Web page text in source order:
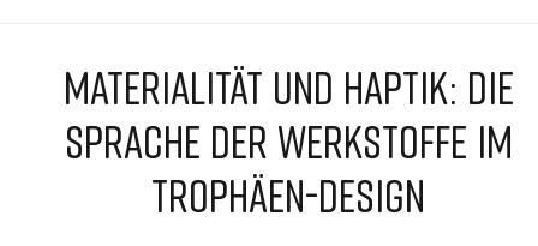
MATERIALITÄT UND HAPTIK: DIE
SPRACHE DER WERKSTOFFE IM
TROPHÄEN-DESIGN